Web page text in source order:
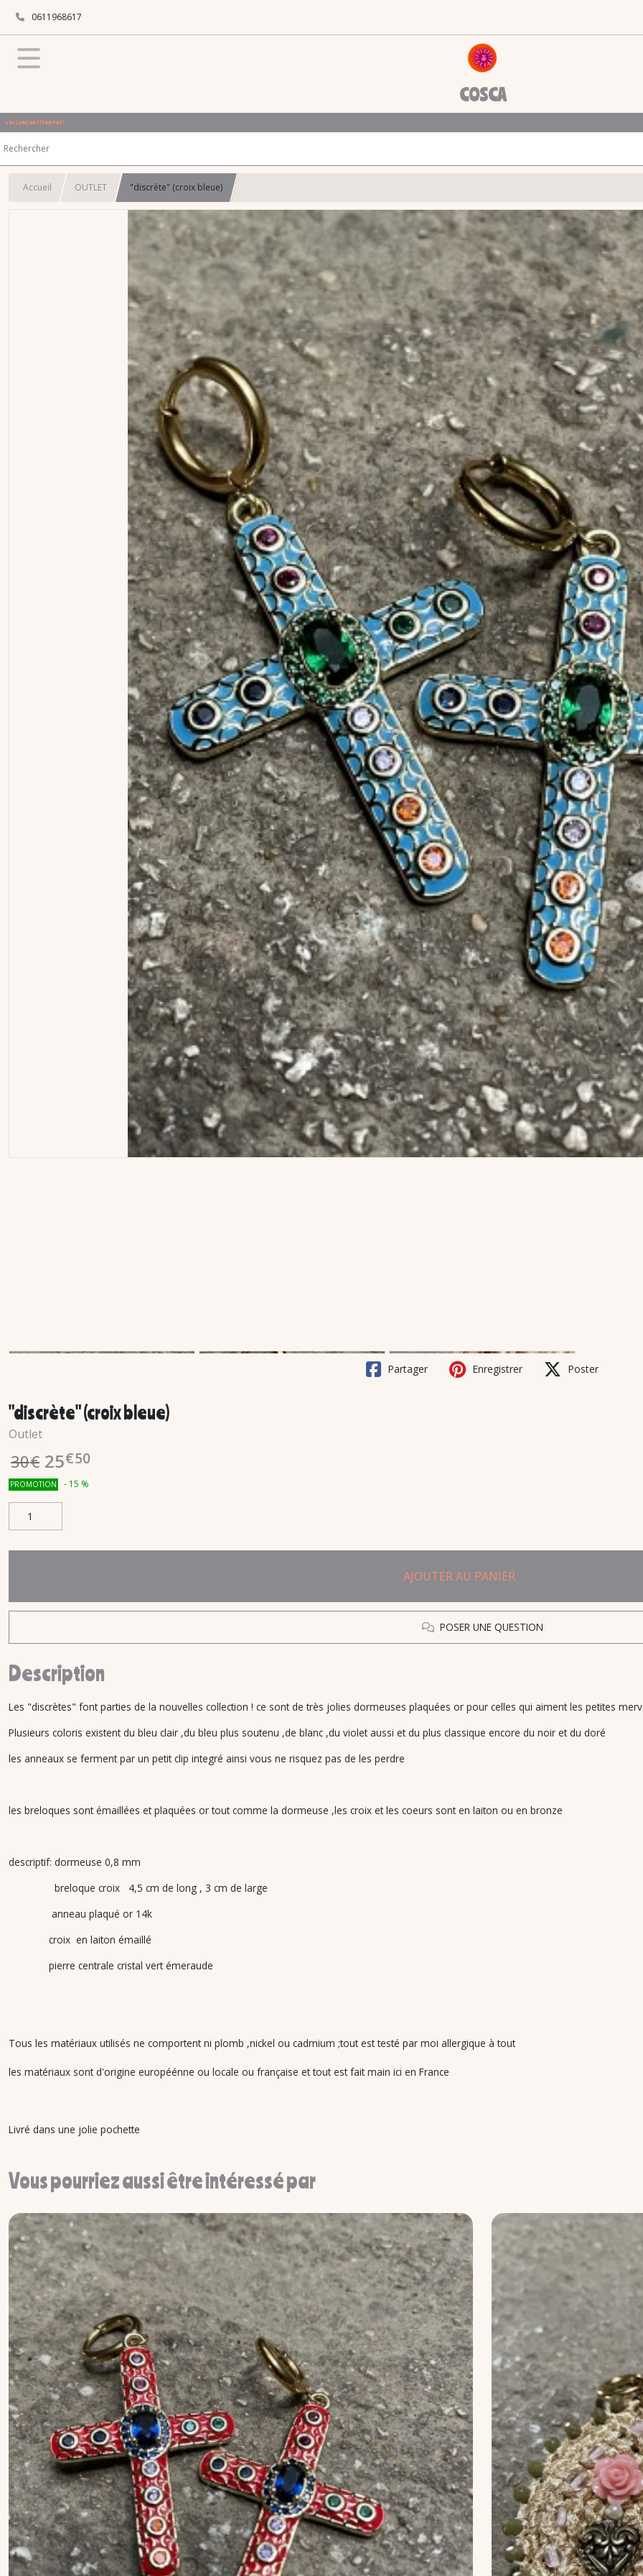
0611968617
COSCA
L'ALLURE N'ATTEND PAS !
Accueil OUTLET "discrète" (croix bleue)
Partager Enregistrer Poster
"discrète" (croix bleue)
Outlet
30€ 25€50
PROMOTION - 15 %
AJOUTER AU PANIER
POSER UNE QUESTION
Description
Les "discrètes" font parties de la nouvelles collection ! ce sont de très jolies dormeuses plaquées or pour celles qui aiment les petites
Plusieurs coloris existent du bleu clair ,du bleu plus soutenu ,de blanc ,du violet aussi et du plus classique encore du noir et du doré
les anneaux se ferment par un petit clip integré ainsi vous ne risquez pas de les perdre
les breloques sont émaillées et plaquées or tout comme la dormeuse ,les croix et les coeurs sont en laiton ou en bronze
descriptif: dormeuse 0,8 mm
breloque croix 4,5 cm de long , 3 cm de large
anneau plaqué or 14k
croix en laiton émaillé
pierre centrale cristal vert émeraude
Tous les matériaux utilisés ne comportent ni plomb ,nickel ou cadmium ;tout est testé par moi allergique à tout
les matériaux sont d'origine européénne ou locale ou française et tout est fait main ici en France
Livré dans une jolie pochette
Vous pourriez aussi être intéressé par